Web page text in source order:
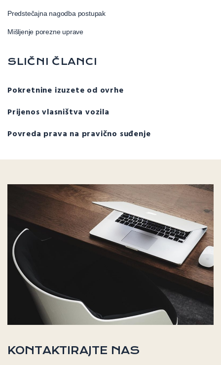
Predstečajna nagodba postupak
Mišljenje porezne uprave
SLIČNI ČLANCI
Pokretnine izuzete od ovrhe
Prijenos vlasništva vozila
Povreda prava na pravično suđenje
KONTAKTIRAJTE NAS